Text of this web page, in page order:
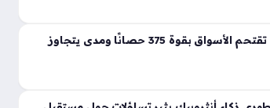
لانشيا جاما الجديدة تقتحم الأسواق بقوة 375 حصانًا ومدى يتجاوز